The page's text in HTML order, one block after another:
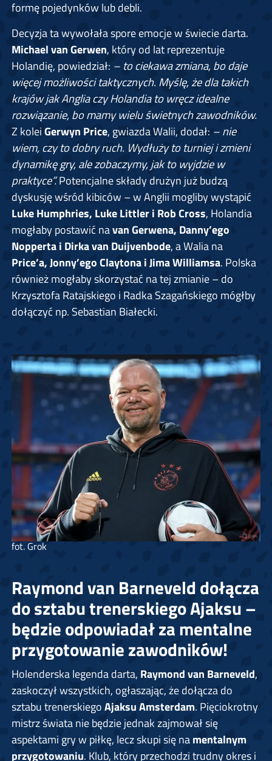
formę pojedynków lub debli.
Decyzja ta wywołała spore emocje w świecie darta.
Michael van Gerwen, który od lat reprezentuje
Holandię, powiedział: – to ciekawa zmiana, bo daje
więcej możliwości taktycznych. Myślę, że dla takich
krajów jak Anglia czy Holandia to wręcz idealne
rozwiązanie, bo mamy wielu świetnych zawodników.
Z koleiGerwyn Price, gwiazda Walii, dodał: – nie
wiem, czy to dobry ruch. Wydłuży to turniej i zmieni
dynamikę gry, ale zobaczymy, jak to wyjdzie w
praktyce”.Potencjalne składy drużyn już budzą
dyskusję wśród kibiców – w Anglii mogliby wystąpić
Luke Humphries, Luke Littler i Rob Cross, Holandia
mogłaby postawić navan Gerwena, Danny’ego
Nopperta i Dirka van Duijvenbode, a Walia na
Price’a, Jonny’ego Claytona i Jima Williamsa. Polska
również mogłaby skorzystać na tej zmianie – do
Krzysztofa Ratajskiego i Radka Szagańskiego mógłby
dołączyć np. Sebastian Białecki.
fot. Grok
Raymond van Barneveld dołącza
do sztabu trenerskiego Ajaksu –
będzie odpowiadał za mentalne
przygotowanie zawodników!
Holenderska legenda darta, Raymond van Barneveld,
zaskoczył wszystkich, ogłaszając, że dołącza do
sztabu trenerskiegoAjaksu Amsterdam. Pięciokrotny
mistrz świata nie będzie jednak zajmował się
aspektami gry w piłkę, lecz skupi się namentalnym
przygotowaniu. Klub, który przechodzi trudny okres i